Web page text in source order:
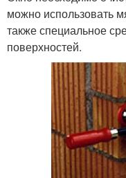
можно использовать
также специальное
поверхностей.